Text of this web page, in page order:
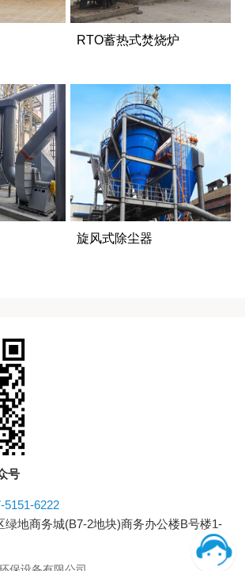
RTO蓄热式焚烧炉
旋风式除尘器
号
5151-6222
绿地商务城(B7-2地块)商务办公楼B号楼1-